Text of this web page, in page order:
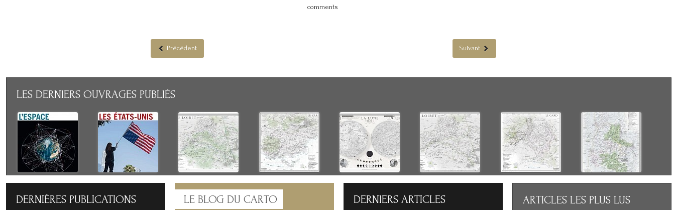
comments
Précédent Suivant
LES DERNIERS OUVRAGES PUBLIÉS
DERNIÈRES PUBLICATIONS LE BLOG DU CARTO DERNIERS ARTICLES ARTICLES LES PLUS LUS